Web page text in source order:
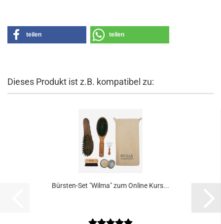
teilen teilen
Dieses Produkt ist z.B. kompatibel zu:
Bürsten-Set "Wilma" zum Online Kurs...